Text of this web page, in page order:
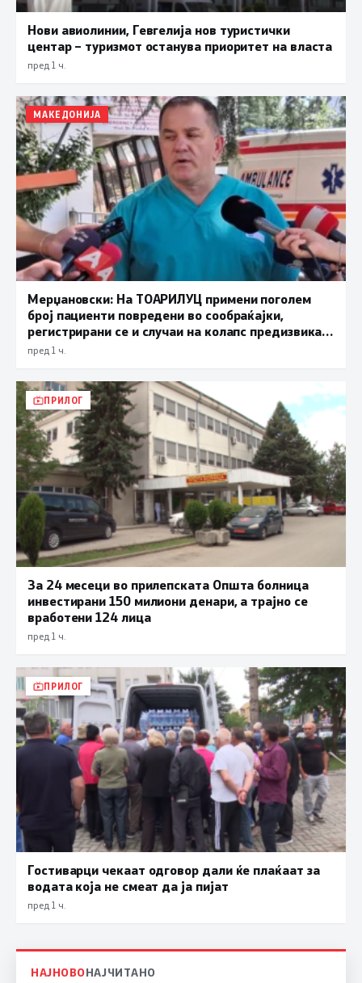
Нови авиолинии, Гевгелија нов туристички
центар – туризмот останува приоритет на власта
пред 1 ч.
МАКЕДОНИЈА
Мерџановски: На ТОАРИЛУЦ примени поголем
број пациенти повредени во сообраќајки,
регистрирани се и случаи на колапс предизвикан
од високите температури
пред 1 ч.
ПРИЛОГ
За 24 месеци во прилепската Општа болница
инвестирани 150 милиони денари, а трајно се
вработени 124 лица
пред 1 ч.
ПРИЛОГ
Гостиварци чекаат одговор дали ќе плаќаат за
водата која не смеат да ја пијат
пред 1 ч.
НАЈНОВОНАЈЧИТАНО